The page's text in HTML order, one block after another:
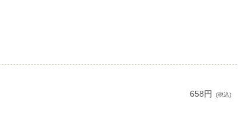
658円 (税込)